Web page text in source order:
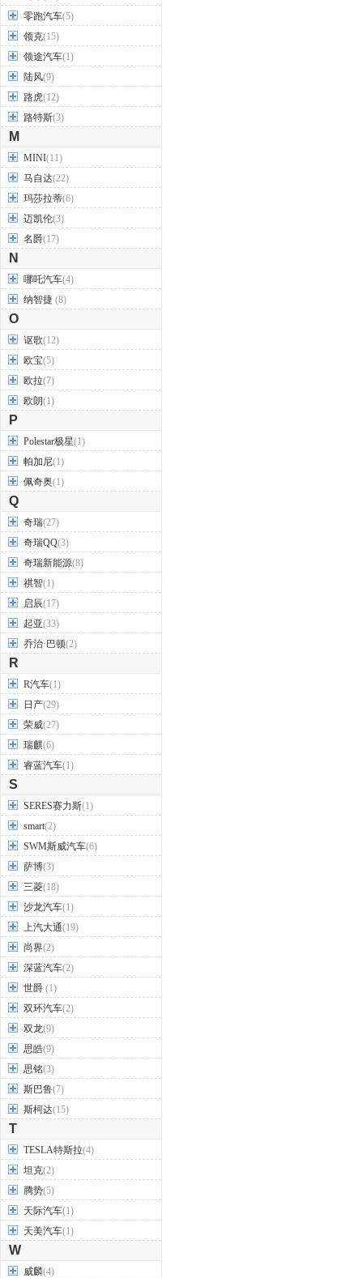
零跑汽车(5)
领克(15)
领途汽车(1)
陆风(9)
路虎(12)
路特斯(3)
M
MINI(11)
马自达(22)
玛莎拉蒂(6)
迈凯伦(3)
名爵(17)
N
哪吒汽车(4)
纳智捷 (8)
O
讴歌(12)
欧宝(5)
欧拉(7)
欧朗(1)
P
Polestar极星(1)
帕加尼(1)
佩奇奥(1)
Q
奇瑞(27)
奇瑞QQ(3)
奇瑞新能源(8)
祺智(1)
启辰(17)
起亚(33)
乔治·巴顿(2)
R
R汽车(1)
日产(29)
荣威(27)
瑞麒(6)
睿蓝汽车(1)
S
SERES赛力斯(1)
smart(2)
SWM斯威汽车(6)
萨博(3)
三菱(18)
沙龙汽车(1)
上汽大通(19)
尚界(2)
深蓝汽车(2)
世爵 (1)
双环汽车(2)
双龙(9)
思皓(9)
思铭(3)
斯巴鲁(7)
斯柯达(15)
T
TESLA特斯拉(4)
坦克(2)
腾势(5)
天际汽车(1)
天美汽车(1)
W
威麟(4)